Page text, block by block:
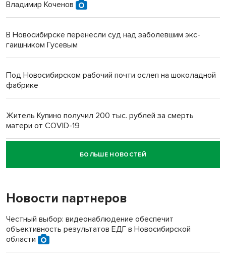
Владимир Коченов
В Новосибирске перенесли суд над заболевшим экс-
гаишником Гусевым
Под Новосибирском рабочий почти ослеп на шоколадной
фабрике
Житель Купино получил 200 тыс. рублей за смерть
матери от COVID-19
Новосибирский суд наказал водителя за смерть
пенсионерки на вокзале
«Мы живём на пастбище!»: в новосибирском селе лошади
терроризируют жителей
Инвалид получил условный срок за избиение врачей
протезом под Новосибирском
БОЛЬШЕ НОВОСТЕЙ
Новости партнеров
Честный выбор: видеонаблюдение обеспечит
объективность результатов ЕДГ в Новосибирской
области